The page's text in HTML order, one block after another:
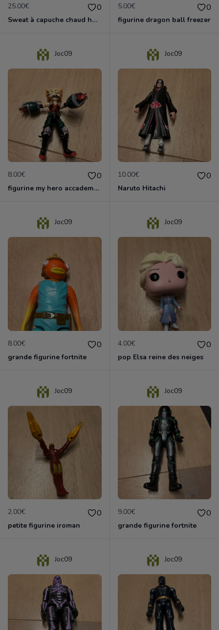
25.00€ 0
Sweat à capuche chaud homme star wars
5.00€ 0
figurine dragon ball freezer
Joc09
8.00€ 0
figurine my hero accademy Bakugo
Joc09
10.00€ 0
Naruto Hitachi
Joc09
8.00€ 0
grande figurine fortnite
Joc09
4.00€ 0
pop Elsa reine des neiges
Joc09
2.00€ 0
petite figurine iroman
Joc09
9.00€ 0
grande figurine fortnite
Joc09 Joc09